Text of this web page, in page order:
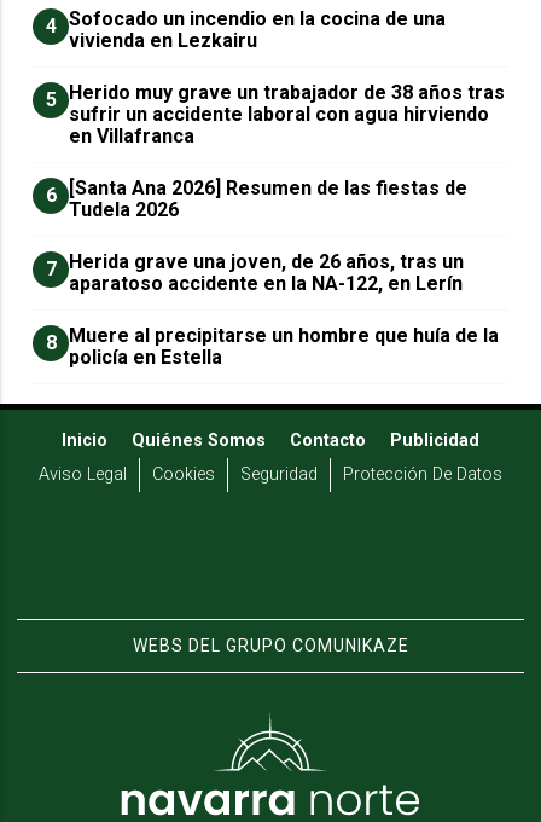
4 Sofocado un incendio en la cocina de una
vivienda en Lezkairu
5 Herido muy grave un trabajador de 38 años tras
sufrir un accidente laboral con agua hirviendo
en Villafranca
6
[Santa Ana 2026] Resumen de las fiestas de
Tudela 2026
7 Herida grave una joven, de 26 años, tras un
aparatoso accidente en la NA-122, en Lerín
8 Muere al precipitarse un hombre que huía de la
policía en Estella
Inicio Quiénes Somos Contacto
Publicidad
Aviso Legal
Cookies Seguridad Protección De Datos
WEBS DEL GRUPO COMUNIKAZE